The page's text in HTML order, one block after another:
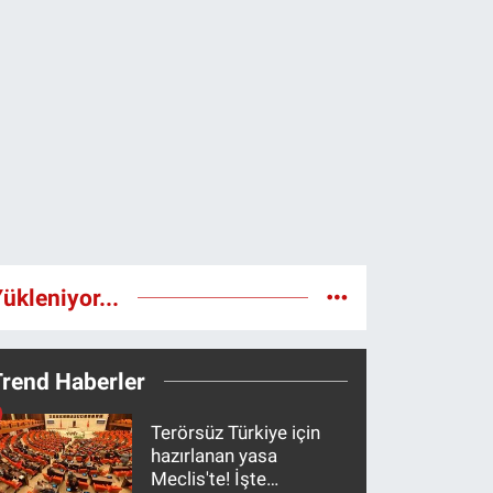
Haberler
Terörsüz Türkiye için
hazırlanan yasa
Meclis'te! İşte